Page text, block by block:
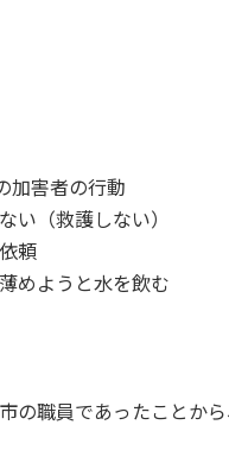
加害者の行動
（救護しない）
頼
めようと水を飲む
の職員であったことか